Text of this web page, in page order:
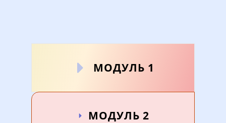
МОДУЛЬ 1
МОДУЛЬ 2